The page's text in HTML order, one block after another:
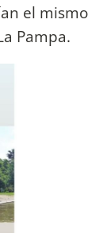
el mismo
Pampa.